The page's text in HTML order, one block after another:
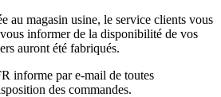
au magasin usine, le service clients vous
informer de la disponibilité de vos
auront été fabriqués.
informe par e-mail de toutes
des commandes.